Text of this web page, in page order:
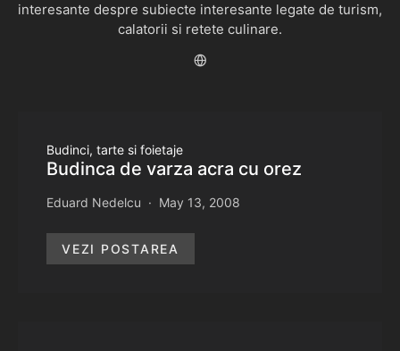
interesante despre subiecte interesante legate de turism,
calatorii si retete culinare.
Budinci, tarte si foietaje
Budinca de varza acra cu orez
Eduard Nedelcu May 13, 2008
VEZI POSTAREA